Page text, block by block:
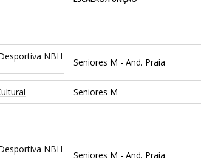
NBH
Seniores M - And. Praia
Seniores M
NBH
Seniores M - And. Praia